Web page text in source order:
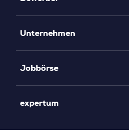
Unternehmen
Jobbörse
expertum